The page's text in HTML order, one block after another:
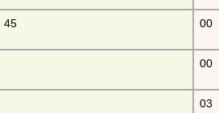
45 00
00
03